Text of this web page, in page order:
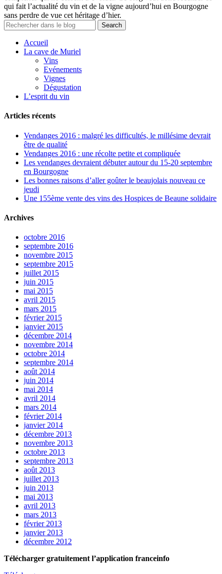
qui fait l’actualité du vin et de la vigne aujourd’hui en Bourgogne
sans perdre de vue cet héritage d’hier.
Accueil
La cave de Muriel
Vins
Evénements
Vignes
Dégustation
L’esprit du vin
Articles récents
Vendanges 2016 : malgré les difficultés, le millésime devrait
être de qualité
Vendanges 2016 : une récolte petite et compliquée
Les vendanges devraient débuter autour du 15-20 septembre
en Bourgogne
Les bonnes raisons d’aller goûter le beaujolais nouveau ce
jeudi
Une 155ème vente des vins des Hospices de Beaune solidaire
Archives
octobre 2016
septembre 2016
novembre 2015
septembre 2015
juillet 2015
juin 2015
mai 2015
avril 2015
mars 2015
février 2015
janvier 2015
décembre 2014
novembre 2014
octobre 2014
septembre 2014
août 2014
juin 2014
mai 2014
avril 2014
mars 2014
février 2014
janvier 2014
décembre 2013
novembre 2013
octobre 2013
septembre 2013
août 2013
juillet 2013
juin 2013
mai 2013
avril 2013
mars 2013
février 2013
janvier 2013
décembre 2012
Télécharger gratuitement l’application franceinfo